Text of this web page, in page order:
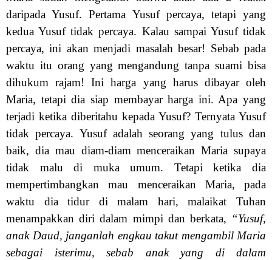
daripada Yusuf. Pertama Yusuf percaya, tetapi yang
kedua Yusuf tidak percaya. Kalau sampai Yusuf tidak
percaya, ini akan menjadi masalah besar! Sebab pada
waktu itu orang yang mengandung tanpa suami bisa
dihukum rajam! Ini harga yang harus dibayar oleh
Maria, tetapi dia siap membayar harga ini. Apa yang
terjadi ketika diberitahu kepada Yusuf? Ternyata Yusuf
tidak percaya. Yusuf adalah seorang yang tulus dan
baik, dia mau diam-diam menceraikan Maria supaya
tidak malu di muka umum. Tetapi ketika dia
mempertimbangkan mau menceraikan Maria, pada
waktu dia tidur di malam hari, malaikat Tuhan
menampakkan diri dalam mimpi dan berkata, “Yusuf,
anak Daud, janganlah engkau takut mengambil Maria
sebagai isterimu, sebab anak yang di dalam